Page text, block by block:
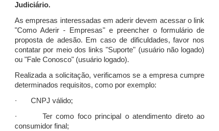
Judiciário.
As empresas interessadas em aderir devem acessar o link
"Como Aderir - Empresas" e preencher o formulário de
proposta de adesão. Em caso de dificuldades, favor nos
contatar por meio dos links "Suporte" (usuário não logado)
ou "Fale Conosco" (usuário logado).
Realizada a solicitação, verificamos se a empresa cumpre
determinados requisitos, como por exemplo:
· CNPJ válido;
· Ter como foco principal o atendimento direto ao
consumidor final;